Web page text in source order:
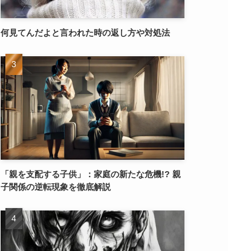
何見てんだよと言われた時の返し方や対処法
「親を支配する子供」：家庭の新たな危機!? 親
子関係の逆転現象を徹底解説